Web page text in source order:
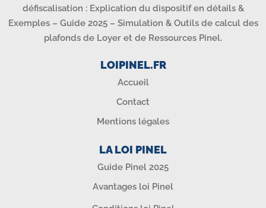
défiscalisation : Explication du dispositif en détails &
Exemples – Guide 2025 – Simulation & Outils de calcul des
plafonds de Loyer et de Ressources Pinel.
LOIPINEL.FR
Accueil
Contact
Mentions légales
LA LOI PINEL
Guide Pinel 2025
Avantages loi Pinel